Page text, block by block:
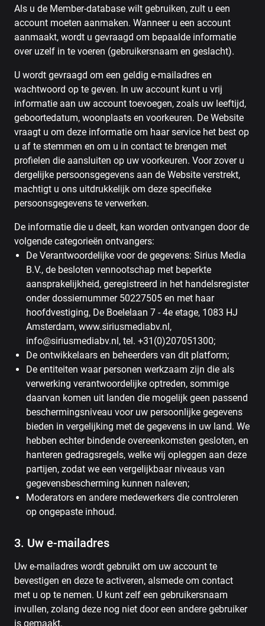
Als u de Member-database wilt gebruiken, zult u een
account moeten aanmaken. Wanneer u een account
aanmaakt, wordt u gevraagd om bepaalde informatie
over uzelf in te voeren (gebruikersnaam en geslacht).
U wordt gevraagd om een ​​geldig e-mailadres en
wachtwoord op te geven. In uw account kunt u vrij
informatie aan uw account toevoegen, zoals uw leeftijd,
geboortedatum, woonplaats en voorkeuren. De Website
vraagt ​​u om deze informatie om haar service het best op
u af te stemmen en om u in contact te brengen met
profielen die aansluiten op uw voorkeuren. Voor zover u
dergelijke persoonsgegevens aan de Website verstrekt,
machtigt u ons uitdrukkelijk om deze specifieke
persoonsgegevens te verwerken.
De informatie die u deelt, kan worden ontvangen door de
volgende categorieën ontvangers:
De Verantwoordelijke voor de gegevens: Sirius Media
B.V., de besloten vennootschap met beperkte
aansprakelijkheid, geregistreerd in het handelsregister
onder dossiernummer 50227505 en met haar
hoofdvestiging, De Boelelaan 7 - 4e etage, 1083 HJ
Amsterdam, www.siriusmediabv.nl,
info@siriusmediabv.nl, tel. +31(0)207051300;
De ontwikkelaars en beheerders van dit platform;
De entiteiten waar personen werkzaam zijn die als
verwerking verantwoordelijke optreden, sommige
daarvan komen uit landen die mogelijk geen passend
beschermingsniveau voor uw persoonlijke gegevens
bieden in vergelijking met de gegevens in uw land. We
hebben echter bindende overeenkomsten gesloten, en
hanteren gedragsregels, welke wij opleggen aan deze
partijen, zodat we een vergelijkbaar niveaus van
gegevensbescherming kunnen naleven;
Moderators en andere medewerkers die controleren
op ongepaste inhoud.
3. Uw e-mailadres
Uw e-mailadres wordt gebruikt om uw account te
bevestigen en deze te activeren, alsmede om contact
met u op te nemen. U kunt zelf een gebruikersnaam
invullen, zolang deze nog niet door een andere gebruiker
is gemaakt.